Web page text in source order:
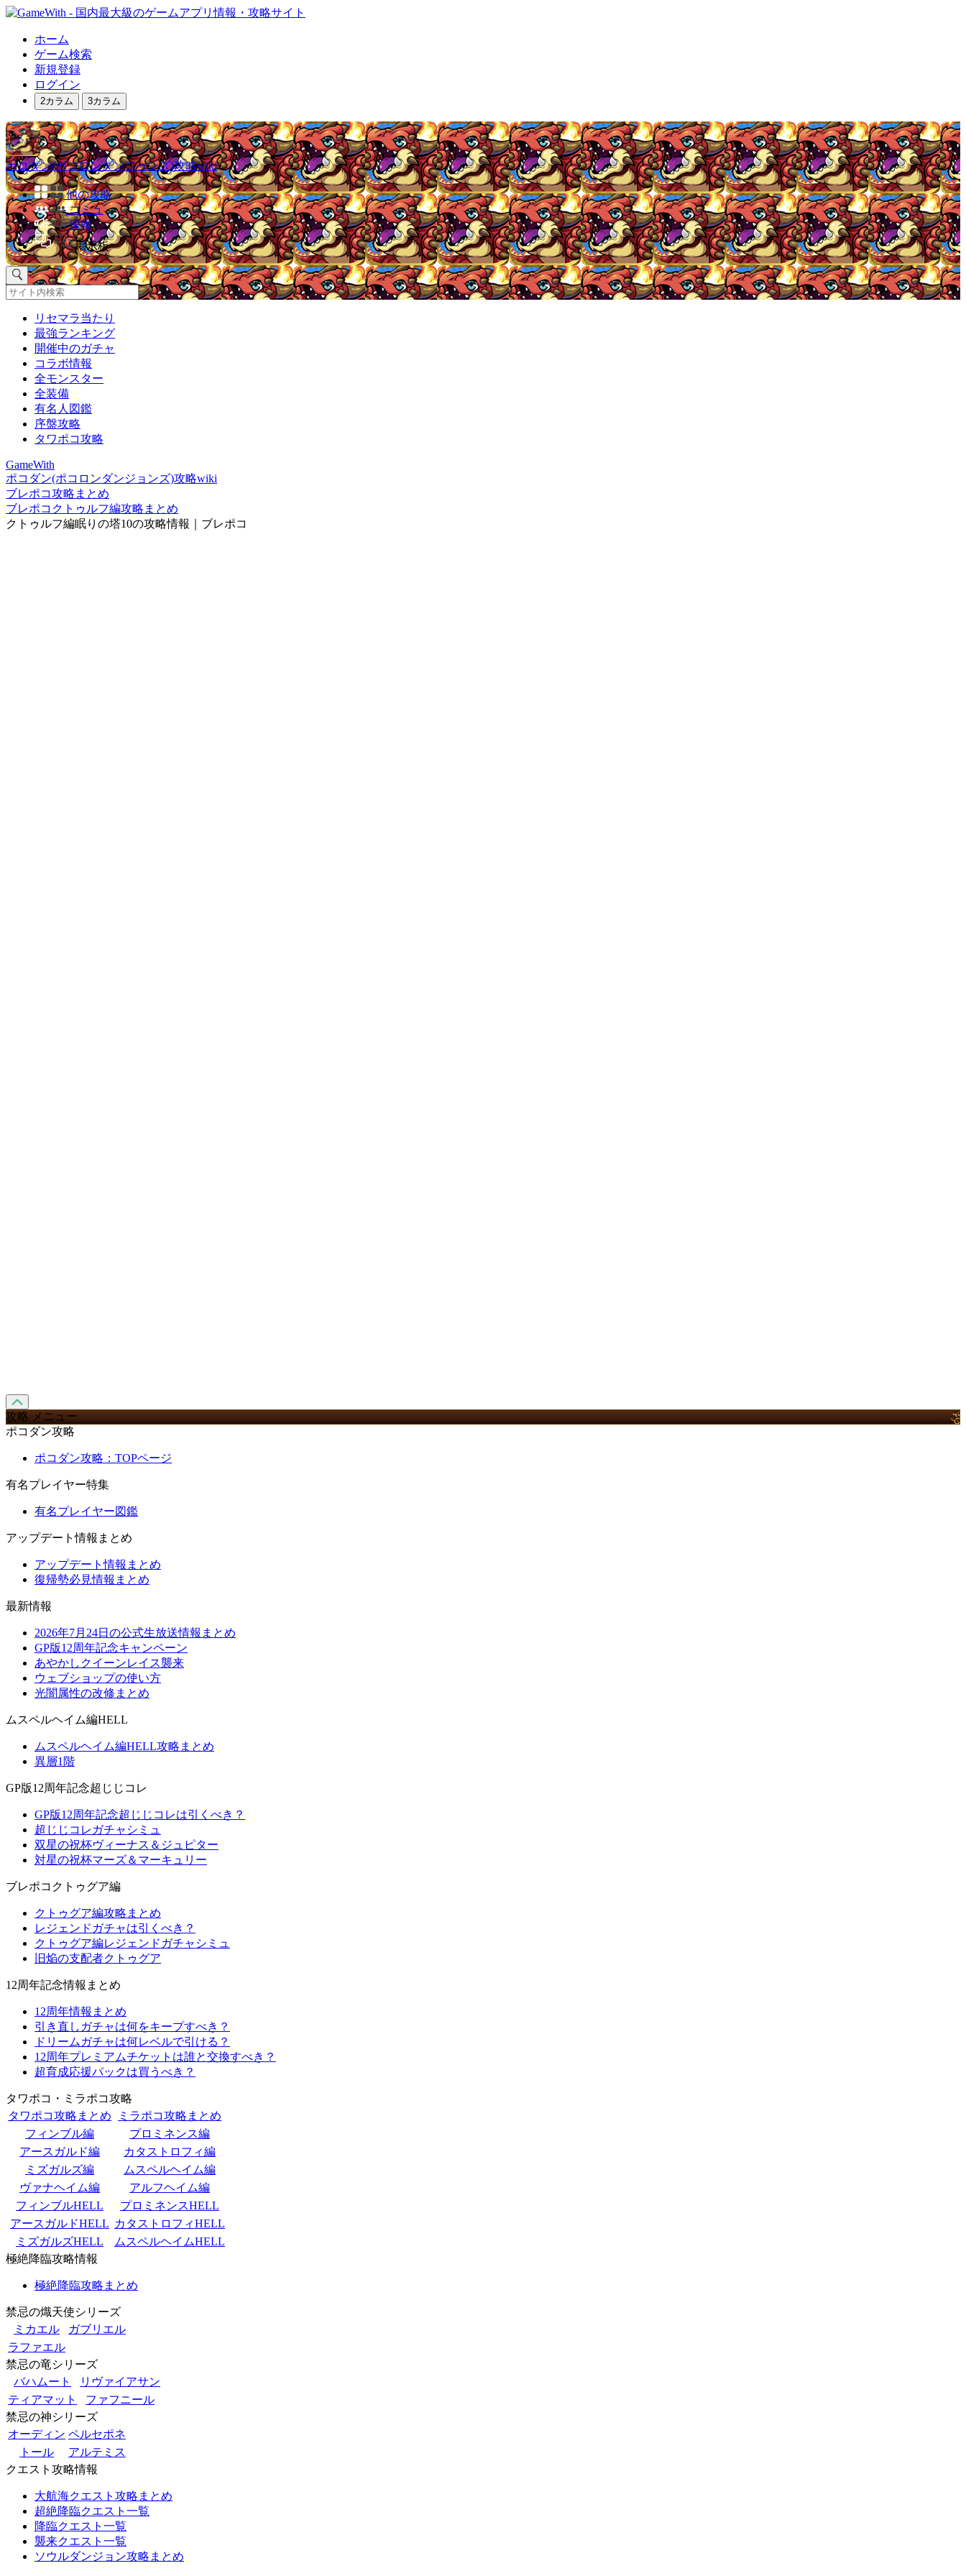
ホーム
ゲーム検索
新規登録
ログイン
2カラム 3カラム
ポコダン(ポコロンダンジョンズ)攻略wiki
他の攻略
コミュ
速報
掲示板
リセマラ当たり
最強ランキング
開催中のガチャ
コラボ情報
全モンスター
全装備
有名人図鑑
序盤攻略
タワポコ攻略
GameWith
ポコダン(ポコロンダンジョンズ)攻略wiki
ブレポコ攻略まとめ
ブレポコクトゥルフ編攻略まとめ
クトゥルフ編眠りの塔10の攻略情報｜ブレポコ
攻略 メニュー
ポコダン攻略
ポコダン攻略：TOPページ
有名プレイヤー特集
有名プレイヤー図鑑
アップデート情報まとめ
アップデート情報まとめ
復帰勢必見情報まとめ
最新情報
2026年7月24日の公式生放送情報まとめ
GP版12周年記念キャンペーン
あやかしクイーンレイス襲来
ウェブショップの使い方
光闇属性の改修まとめ
ムスペルヘイム編HELL
ムスペルヘイム編HELL攻略まとめ
異層1階
GP版12周年記念超じじコレ
GP版12周年記念超じじコレは引くべき？
超じじコレガチャシミュ
双星の祝杯ヴィーナス＆ジュピター
対星の祝杯マーズ＆マーキュリー
ブレポコクトゥグア編
クトゥグア編攻略まとめ
レジェンドガチャは引くべき？
クトゥグア編レジェンドガチャシミュ
旧焔の支配者クトゥグア
12周年記念情報まとめ
12周年情報まとめ
引き直しガチャは何をキープすべき？
ドリームガチャは何レベルで引ける？
12周年プレミアムチケットは誰と交換すべき？
超育成応援パックは買うべき？
タワポコ・ミラポコ攻略
タワポコ攻略まとめ
ミラポコ攻略まとめ
フィンブル編
プロミネンス編
アースガルド編
カタストロフィ編
ミズガルズ編
ムスペルヘイム編
ヴァナヘイム編
アルフヘイム編
フィンブルHELL
プロミネンスHELL
アースガルドHELL カタストロフィHELL
ミズガルズHELL
ムスペルヘイムHELL
極絶降臨攻略情報
極絶降臨攻略まとめ
禁忌の熾天使シリーズ
ミカエル
ガブリエル
ラファエル
禁忌の竜シリーズ
バハムート
リヴァイアサン
ティアマット
ファフニール
禁忌の神シリーズ
オーディン ペルセポネ
トール
アルテミス
クエスト攻略情報
大航海クエスト攻略まとめ
超絶降臨クエスト一覧
降臨クエスト一覧
襲来クエスト一覧
ソウルダンジョン攻略まとめ